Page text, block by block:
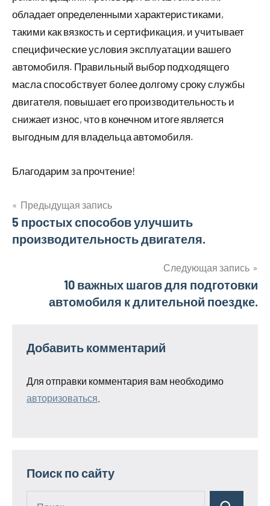
обладает определенными характеристиками,
такими как вязкость и сертификация, и учитывает
специфические условия эксплуатации вашего
автомобиля. Правильный выбор подходящего
масла способствует более долгому сроку службы
двигателя, повышает его производительность и
снижает износ, что в конечном итоге является
выгодным для владельца автомобиля.
Благодарим за прочтение!
Навигация
по
Предыдущая запись
5 простых способов улучшить
производительность двигателя.
Следующая запись
10 важных шагов для подготовки
автомобиля к длительной поездке.
Добавить комментарий
Для отправки комментария вам необходимо
авторизоваться
Поиск по сайту